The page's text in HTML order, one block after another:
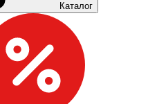
Каталог